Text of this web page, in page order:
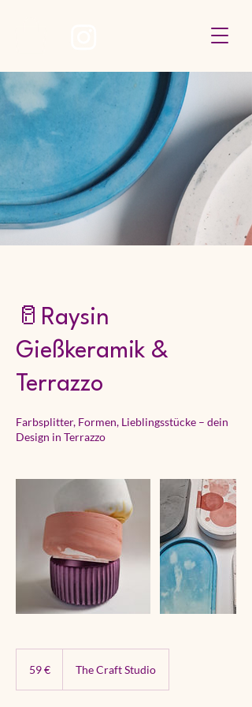
🥛Raysin
Gießkeramik &
Terrazzo
Farbsplitter, Formen, Lieblingsstücke – dein
Design in Terrazzo
59 € The Craft Studio